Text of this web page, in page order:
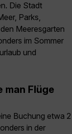
Die Stadt
Parks,
Meeresgarten
im Sommer
und
man Flüge
Buchung etwa 2
in der